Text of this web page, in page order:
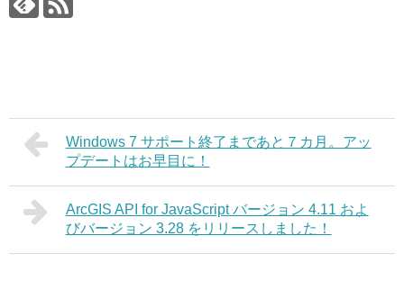
Windows 7 サポート終了まであと７カ月。アッ
プデートはお早目に！
ArcGIS API for JavaScript バージョン 4.11 およ
びバージョン 3.28 をリリースしました！